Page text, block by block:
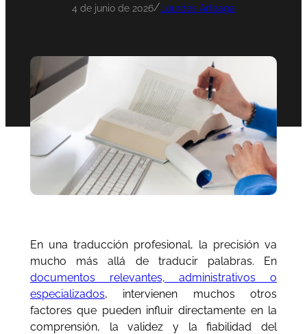
4 de junio de 2026/Lourdes Arteaga
En una traducción profesional, la precisión va
mucho más allá de traducir palabras. En
documentos relevantes, administrativos o
especializados, intervienen muchos otros
factores que pueden influir directamente en la
comprensión, la validez y la fiabilidad del